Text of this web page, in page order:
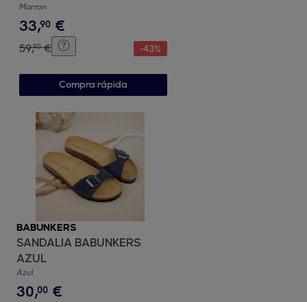
Marron
33,90 €
59,90 € -43%
Compra rápida
BABUNKERS
SANDALIA BABUNKERS
AZUL
Azul
30,00 €